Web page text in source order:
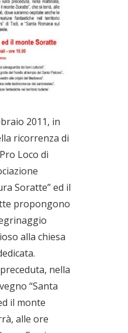
2011, in
ricorrenza di
Loco di
Soratte” ed il
propongono
alla chiesa
nella
“Santa
il monte
alle ore